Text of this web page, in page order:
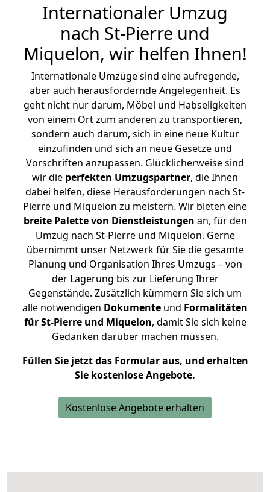
Internationaler Umzug
nach St-Pierre und
Miquelon, wir helfen Ihnen!
Internationale Umzüge sind eine aufregende,
aber auch herausfordernde Angelegenheit. Es
geht nicht nur darum, Möbel und Habseligkeiten
von einem Ort zum anderen zu transportieren,
sondern auch darum, sich in eine neue Kultur
einzufinden und sich an neue Gesetze und
Vorschriften anzupassen. Glücklicherweise sind
wir die perfekten Umzugspartner, die Ihnen
dabei helfen, diese Herausforderungen nach St-
Pierre und Miquelon zu meistern. Wir bieten eine
breite Palette von Dienstleistungen an, für den
Umzug nach St-Pierre und Miquelon. Gerne
übernimmt unser Netzwerk für Sie die gesamte
Planung und Organisation Ihres Umzugs – von
der Lagerung bis zur Lieferung Ihrer
Gegenstände. Zusätzlich kümmern Sie sich um
alle notwendigen Dokumente und Formalitäten
für St-Pierre und Miquelon, damit Sie sich keine
Gedanken darüber machen müssen.
Füllen Sie jetzt das Formular aus, und erhalten
Sie kostenlose Angebote.
Kostenlose Angebote erhalten